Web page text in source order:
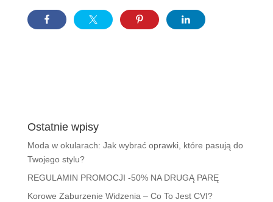
Ostatnie wpisy
Moda w okularach: Jak wybrać oprawki, które pasują do
Twojego stylu?
REGULAMIN PROMOCJI -50% NA DRUGĄ PARĘ
Korowe Zaburzenie Widzenia – Co To Jest CVI?